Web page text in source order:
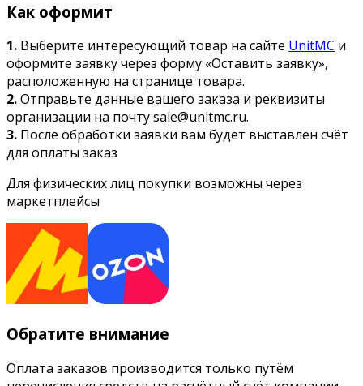
Как оформит
1. Выберите интересующий товар на сайте UnitMC и
оформите заявку через форму «Оставить заявку»,
расположенную на странице товара.
2.Отправьте данные вашего заказа и реквизиты
организации на почту sale@unitmc.ru.
3. После обработки заявки вам будет выставлен счёт
для оплаты заказ
Для физических лиц покупки возможны через
маркетплейсы
Обратите внимание
Оплата заказов производится только путём